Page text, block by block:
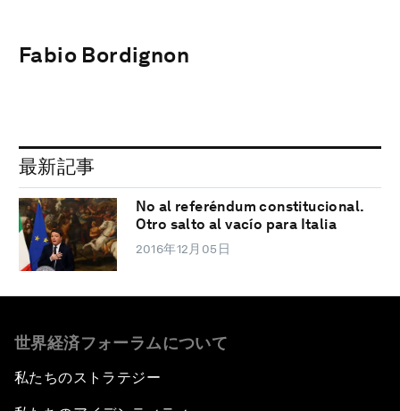
Fabio Bordignon
最新記事
No al referéndum constitucional.
Otro salto al vacío para Italia
2016年12月05日
世界経済フォーラムについて
私たちのストラテジー